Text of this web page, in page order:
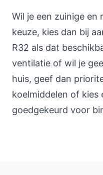
Wil je een zuinige en
keuze, kies dan bij
R32 als dat
ventilatie of wil je
huis, geef dan
koelmiddelen of kies
goedgekeurd voor